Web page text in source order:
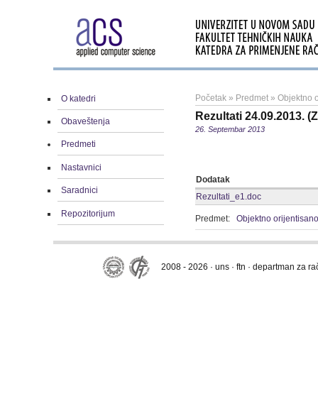
O katedri
Obaveštenja
Predmeti
Nastavnici
Saradnici
Repozitorijum
Početak » Predmet » Objektno
Rezultati 24.09.2013.
26. Septembar 2013
Dodatak
Rezultati_e1.doc
Predmet: Objektno
2008 - 2026 · uns · ftn · departman za